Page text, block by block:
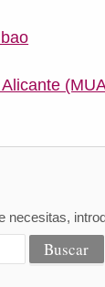
necesitas,